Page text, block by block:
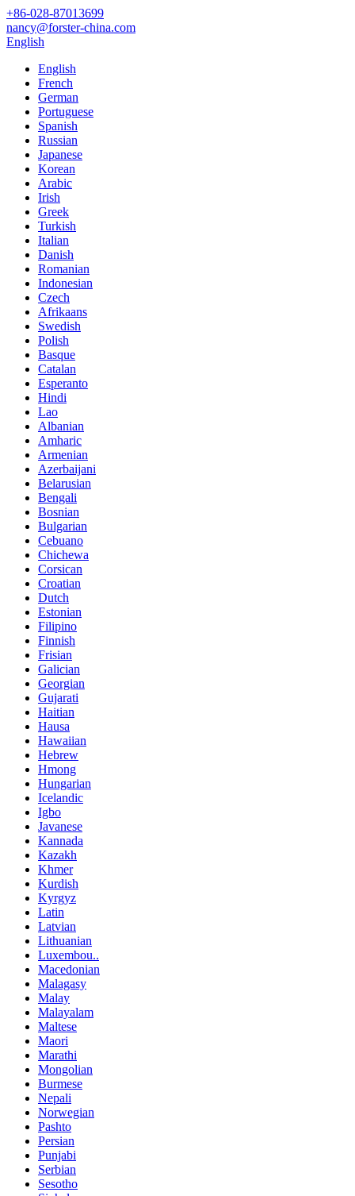
+86-028-87013699
nancy@forster-china.com
English
English
French
German
Portuguese
Spanish
Russian
Japanese
Korean
Arabic
Irish
Greek
Turkish
Italian
Danish
Romanian
Indonesian
Czech
Afrikaans
Swedish
Polish
Basque
Catalan
Esperanto
Hindi
Lao
Albanian
Amharic
Armenian
Azerbaijani
Belarusian
Bengali
Bosnian
Bulgarian
Cebuano
Chichewa
Corsican
Croatian
Dutch
Estonian
Filipino
Finnish
Frisian
Galician
Georgian
Gujarati
Haitian
Hausa
Hawaiian
Hebrew
Hmong
Hungarian
Icelandic
Igbo
Javanese
Kannada
Kazakh
Khmer
Kurdish
Kyrgyz
Latin
Latvian
Lithuanian
Luxembou..
Macedonian
Malagasy
Malay
Malayalam
Maltese
Maori
Marathi
Mongolian
Burmese
Nepali
Norwegian
Pashto
Persian
Punjabi
Serbian
Sesotho